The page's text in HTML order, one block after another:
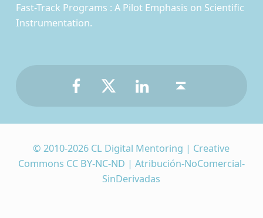
Fast-Track Programs : A Pilot Emphasis on Scientific
Instrumentation.
© 2010-2026 CL Digital Mentoring | Creative
Commons CC BY-NC-ND | Atribución-NoComercial-
SinDerivadas